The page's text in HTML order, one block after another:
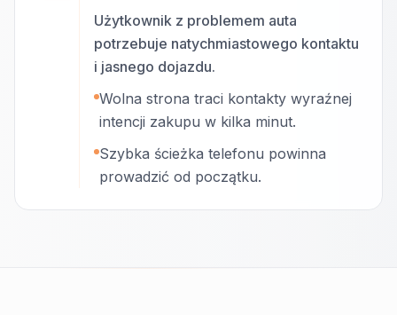
Użytkownik z problemem auta
potrzebuje natychmiastowego kontaktu
i jasnego dojazdu.
Wolna strona traci kontakty wyraźnej
intencji zakupu w kilka minut.
Szybka ścieżka telefonu powinna
prowadzić od początku.